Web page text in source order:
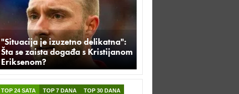
"Situacija je izuzetno delikatna":
Šta se zaista događa s Kristijanom
Eriksenom?
TOP 24 SATA TOP 7 DANA TOP 30 DANA